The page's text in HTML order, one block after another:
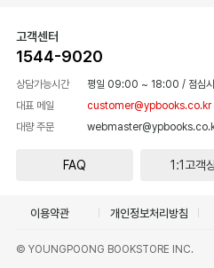
고객센터
1544-9020
상담가능시간 평일 09:00 ~ 18:00 / 점심
대표 메일
customer@ypbooks.co.kr
대량 주문
FAQ 1:1고객
이용약관 개인정보처리방침
© YOUNGPOONG BOOKSTORE INC.